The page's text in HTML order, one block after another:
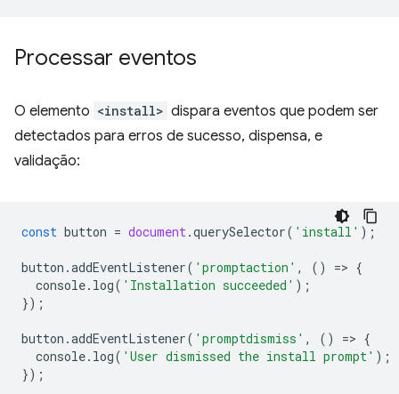
Processar eventos
O elemento <install> dispara eventos que podem ser
detectados para erros de sucesso, dispensa, e
validação:
const button = document.querySelector( 'install' );
button .addEventListener( 'promptaction' , () => {
console. log( 'Installation succeeded' );
});
button .addEventListener( 'promptdismiss' , () => {
console. log( 'User dismissed the install prompt' );
});